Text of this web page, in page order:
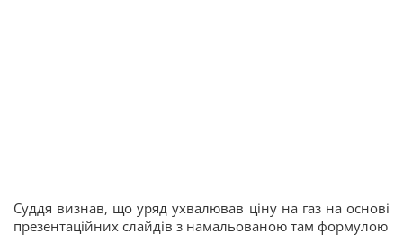
Суддя визнав, що уряд ухвалював ціну на газ на основі
презентаційних слайдів з намальованою там формулою